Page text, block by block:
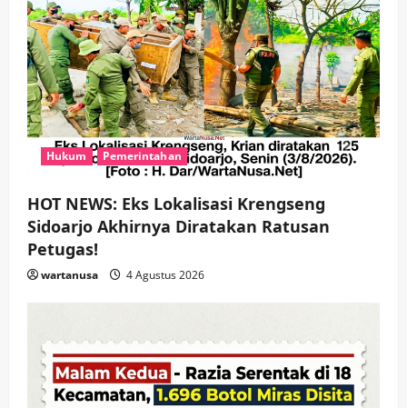
a
t
i
o
nHukum Pemerintahan
HOT NEWS: Eks Lokalisasi Krengseng
Sidoarjo Akhirnya Diratakan Ratusan
Petugas!
wartanusa 4 Agustus 2026